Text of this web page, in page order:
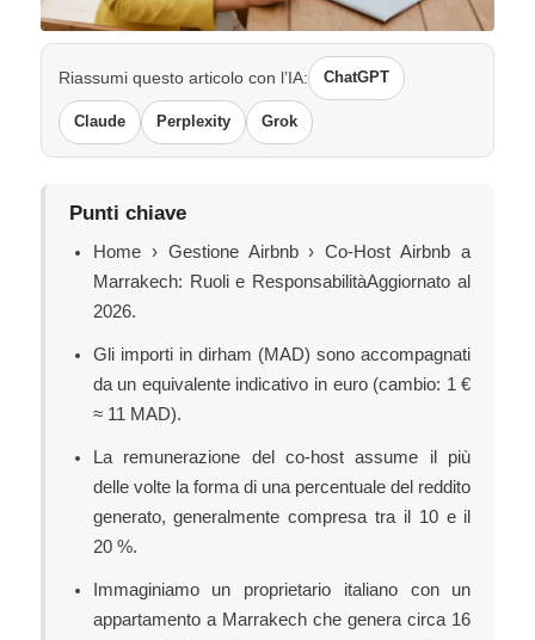
Riassumi questo articolo con l’IA: ChatGPT
Claude Perplexity Grok
Punti chiave
Home › Gestione Airbnb › Co-Host Airbnb a
Marrakech: Ruoli e ResponsabilitàAggiornato al
2026.
Gli importi in dirham (MAD) sono accompagnati
da un equivalente indicativo in euro (cambio: 1 €
≈ 11 MAD).
La remunerazione del co-host assume il più
delle volte la forma di una percentuale del reddito
generato, generalmente compresa tra il 10 e il
20 %.
Immaginiamo un proprietario italiano con un
appartamento a Marrakech che genera circa 16